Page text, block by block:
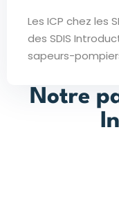
Les ICP chez les
des SDIS
sapeurs-
Notre